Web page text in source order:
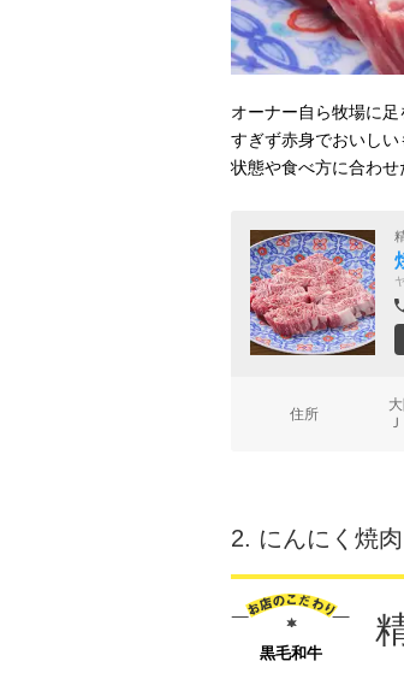
オーナー自ら牧場に
すぎず赤身でおいし
状態や食べ方に合わせ
住所
2. にんにく焼
黒毛和牛